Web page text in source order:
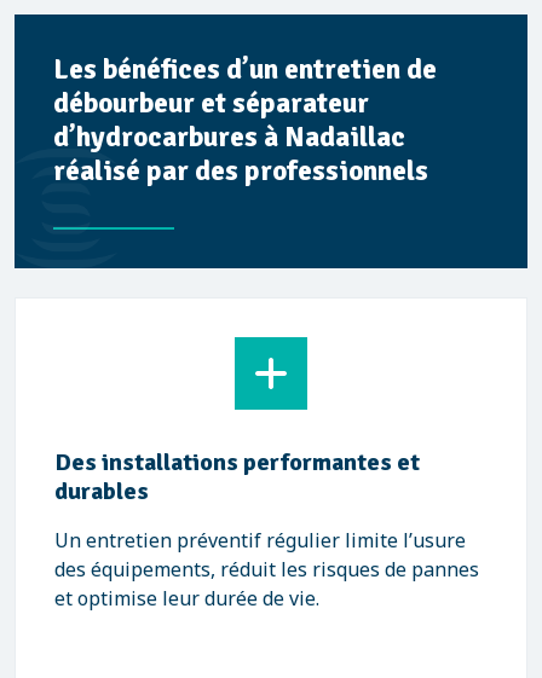
Les bénéfices d’un entretien de
débourbeur et séparateur
d’hydrocarbures à Nadaillac
réalisé par des professionnels
Des installations performantes et
durables
Un entretien préventif régulier limite l’usure
des équipements, réduit les risques de pannes
et optimise leur durée de vie.